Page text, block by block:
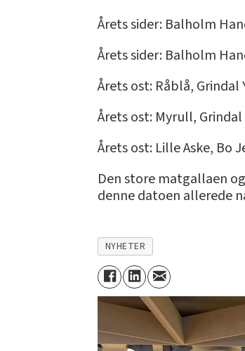
Årets sider: Balholm
Årets sider: Balholm
Årets ost: Råblå, Grindal
Årets ost: Myrull,
Årets ost: Lille Aske, Bo
Den store matgallaen
denne datoen allerede
NYHETER